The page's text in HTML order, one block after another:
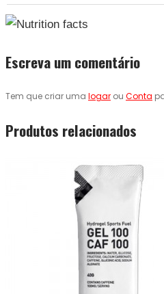
Escreva um comentário
Tem que criar uma logar ou Conta
Produtos relacionados